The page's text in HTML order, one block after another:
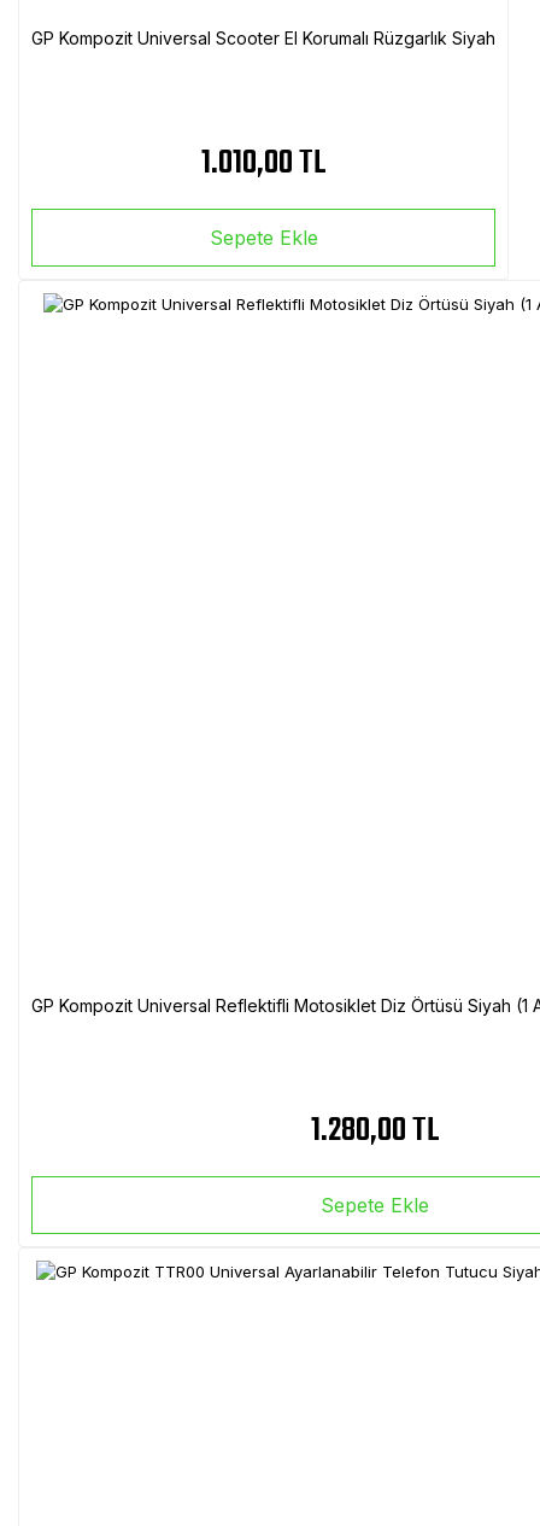
GP Kompozit Universal Scooter El Korumalı Rüzgarlık Siyah
1.010,00 TL
Sepete Ekle
GP Kompozit Universal Reflektifli Motosiklet Diz Örtüsü Siyah
1.280,00 TL
Sepete Ekle